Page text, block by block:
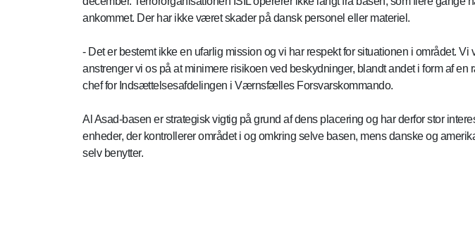
ankommet. Der har ikke været skader på dansk personel eller materiel.
- Det er bestemt ikke en ufarlig mission og vi har respekt for situationen i området.
anstrenger vi os på at minimere risikoen ved beskydninger, blandt andet i form af
chef for Indsættelsesafdelingen i Værnsfælles Forsvarskommando.
Al Asad-basen er strategisk vigtig på grund af dens placering og har derfor stor
enheder, der kontrollerer området i og omkring selve basen, mens danske og
selv benytter.